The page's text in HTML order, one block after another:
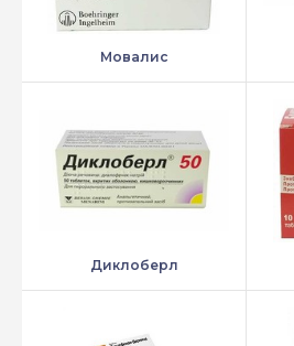
Мовалис
Диклоберл